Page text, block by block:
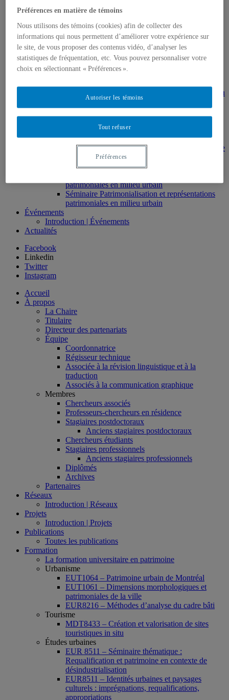
HAR2644 – Animation, communications,
Direction de thèses et de mémoires
Stages
Archives
MDT8001 – Épistémologie des études
touristiques
EUR7102 – Dimensions sociales et culturelles du
tourisme
EUR8216 – Méthodes d’analyse du cadre bâti
espaces urbains
EUR8511 – Patrimoine et développement local
EUT1065 – Gestion et valorisation du patrimoine
Séminaire d’exploration en études urbaines –
patrimoniales en milieu urbain
Séminaire Patrimonialisation et représentations
patrimoniales en milieu urbain
Événements
Introduction | Événements
Actualités
Facebook
Linkedin
Twitter
Instagram
Accueil
À propos
La Chaire
Titulaire
Directeur des partenariats
Équipe
Coordonnatrice
Régisseur technique
Associée à la révision linguistique et à la
traduction
Associés à la communication graphique
Membres
Chercheurs associés
Professeurs-chercheurs en résidence
Stagiaires postdoctoraux
Anciens stagiaires postdoctoraux
Chercheurs étudiants
Stagiaires professionnels
Anciens stagiaires professionnels
Diplômés
Archives
Partenaires
Réseaux
Introduction | Réseaux
Projets
Introduction | Projets
Publications
Toutes les publications
Formation
La formation universitaire en patrimoine
Urbanisme
EUT1064 – Patrimoine urbain de Montréal
EUT1061 – Dimensions morphologiques et
patrimoniales de la ville
EUR8216 – Méthodes d’analyse du cadre bâti
Tourisme
MDT8433 – Création et valorisation de sites
touristiques in situ
Études urbaines
EUR 8511 – Séminaire thématique :
Requalification et patrimoine en contexte de
désindustrialisation
EUR8511 – Identités urbaines et paysages
culturels : imprégnations, requalifications,
appropriations
Préférences en matière de témoins
Nous utilisons des témoins (cookies) afin de collecter des
informations qui nous permettent d’améliorer votre expérience sur
le site, de vous proposer des contenus vidéo, d’analyser les
statistiques de fréquentation, etc. Vous pouvez personnaliser votre
choix en sélectionnant « Préférences ».
Tout refuser
Autoriser les témoins
Préférences